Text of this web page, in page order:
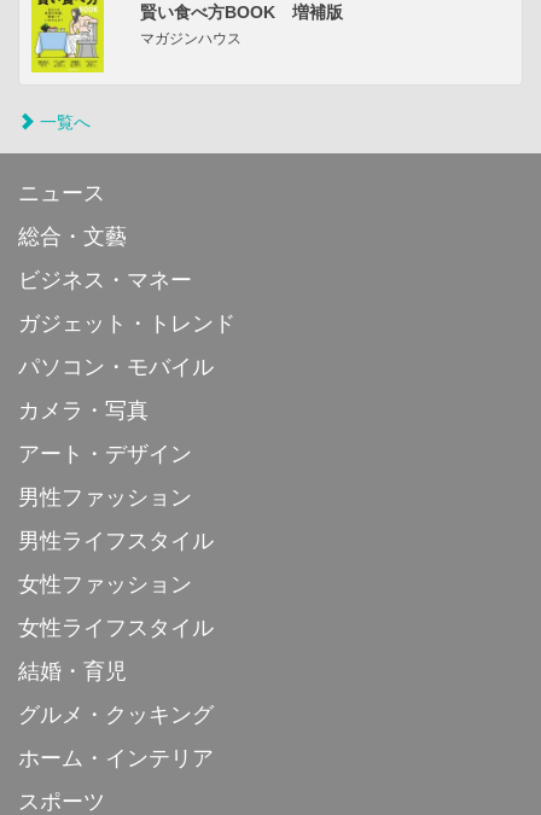
賢い食べ方BOOK 増補版
マガジンハウス
一覧へ
ニュース
総合・文藝
ビジネス・マネー
ガジェット・トレンド
パソコン・モバイル
カメラ・写真
アート・デザイン
男性ファッション
男性ライフスタイル
女性ファッション
女性ライフスタイル
結婚・育児
グルメ・クッキング
ホーム・インテリア
スポーツ